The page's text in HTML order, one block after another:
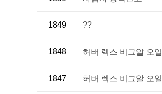
1849 ??
1848 허버 렉스 비그알 오일
1847 허버 렉스 비그알 오일